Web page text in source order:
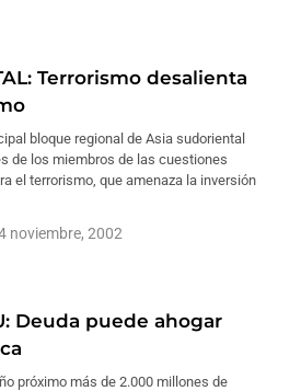
Terrorismo desalienta
bloque regional de Asia sudoriental
de los miembros de las cuestiones
el terrorismo, que amenaza la inversión
noviembre, 2002
Deuda puede ahogar
próximo más de 2.000 millones de